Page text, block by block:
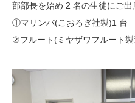
部部長を始め 2 名の生徒にご出
①マリンバ(こおろぎ社製)1 台
②フルート(ミヤザワフルート